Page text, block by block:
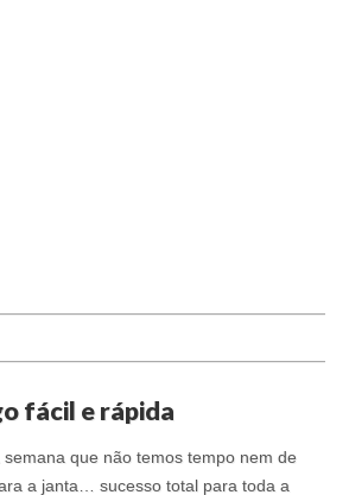
fácil e rápida
que não temos tempo nem de
a janta… sucesso total para toda a